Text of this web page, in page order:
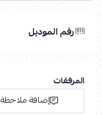
رقم الموديل
المرفقات
إضافة ملاحظة